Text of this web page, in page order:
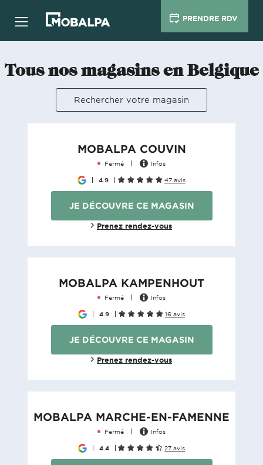
PRENDRE RDV
Tous nos magasins en Belgique
Rechercher votre magasin
MOBALPA COUVIN
Fermé Infos
4.9 47 avis
JE DÉCOUVRE CE MAGASIN
Prenez rendez-vous
MOBALPA KAMPENHOUT
Fermé Infos
4.9 16 avis
JE DÉCOUVRE CE MAGASIN
Prenez rendez-vous
MOBALPA MARCHE-EN-FAMENNE
Fermé Infos
4.4 27 avis